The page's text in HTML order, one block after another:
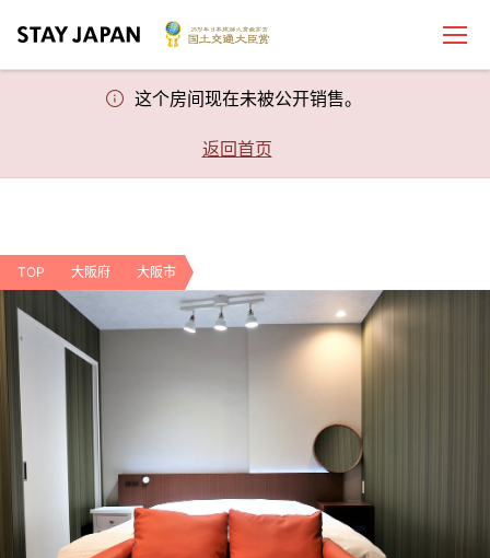
这个房间现在未被公开销售。
返回首页
TOP 大阪府 大阪市